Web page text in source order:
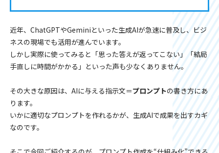
近年、ChatGPTやGeminiといった生成AIが急速に普及し、ビジ
ネスの現場でも活用が進んでいます。
しかし実際に使ってみると「思った答えが返ってこない」「結局
手直しに時間がかかる」といった声も少なくありません。
その大きな原因は、AIに与える指示文＝プロンプトの書き方にあ
ります。
いかに適切なプロンプトを作れるかが、生成AIで成果を出すカギ
なのです。